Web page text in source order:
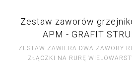
Zestaw zaworów
APM - GRAFIT
ZESTAW ZAWIERA DWA ZAWORY
ZŁĄCZKI NA RURĘ